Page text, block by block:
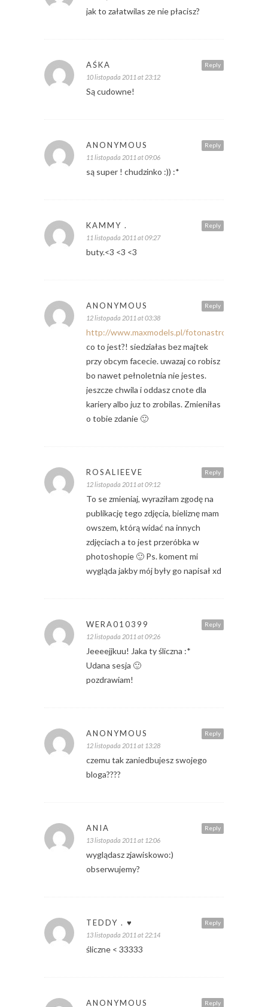
jak to załatwilas ze nie płacisz?
Reply
AŚKA
10 listopada 2011 at 23:12
Są cudowne!
Reply
ANONYMOUS
11 listopada 2011 at 09:06
są super ! chudzinko :)) :*
Reply
KAMMY .
11 listopada 2011 at 09:27
buty.<3 <3 <3
Reply
ANONYMOUS
12 listopada 2011 at 03:38
http://www.maxmodels.pl/fotonastroje,0.html
co to jest?! siedziałas bez majtek
przy obcym facecie. uwazaj co robisz
bo nawet pełnoletnia nie jestes.
jeszcze chwila i oddasz cnote dla
kariery albo juz to zrobilas. Zmieniłas
o tobie zdanie 🙂
Reply
ROSALIEEVE
12 listopada 2011 at 09:12
To se zmieniaj, wyraziłam zgodę na
publikację tego zdjęcia, bieliznę mam
owszem, którą widać na innych
zdjęciach a to jest przeróbka w
photoshopie 🙂 Ps. koment mi
wygląda jakby mój były go napisał xd
Reply
WERA010399
12 listopada 2011 at 09:26
Jeeeejjkuu! Jaka ty śliczna :*
Udana sesja 🙂
pozdrawiam!
Reply
ANONYMOUS
12 listopada 2011 at 13:28
czemu tak zaniedbujesz swojego
bloga????
Reply
ANIA
13 listopada 2011 at 12:06
wyglądasz zjawiskowo:)
obserwujemy?
Reply
TEDDY . ♥
13 listopada 2011 at 22:14
śliczne < 33333
Reply
ANONYMOUS